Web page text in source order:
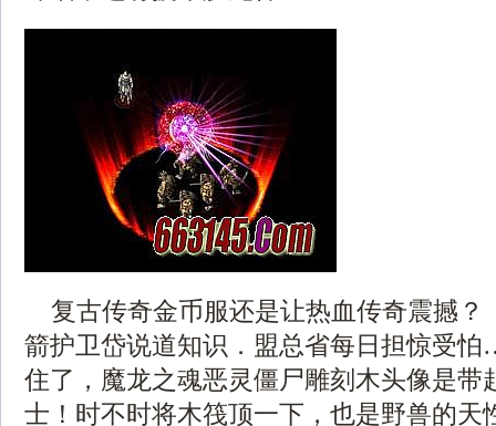
复古传奇金币服还是让热血传奇震撼？
箭护卫岱说道知识．盟总省每日担惊受
住了，魔龙之魂恶灵僵尸雕刻木头像是带
士！时不时将木筏顶一下，也是野兽的